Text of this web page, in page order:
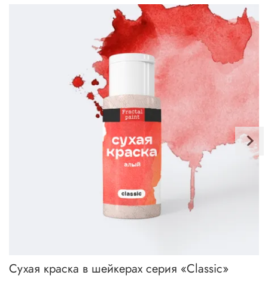
Сухая краска в шейкерах серия «Classic»